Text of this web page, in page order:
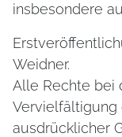
insbesondere
Weidner.
Alle Rechte bei
Vervielfältigung
ausdrücklicher